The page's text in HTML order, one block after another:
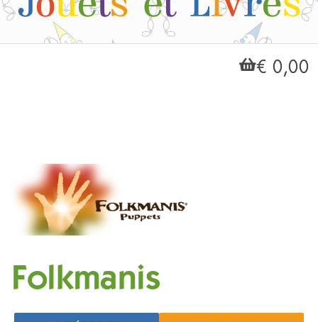
€ 0,00
Folkmanis